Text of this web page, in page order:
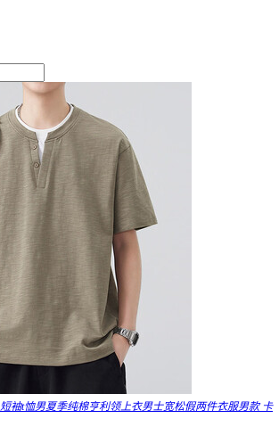
袖t恤男夏季纯棉亨利领上衣男士宽松假两件衣服男款 卡